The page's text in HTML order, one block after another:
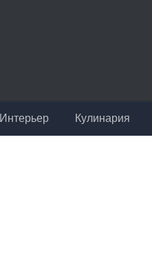
Интерьер Кулинария